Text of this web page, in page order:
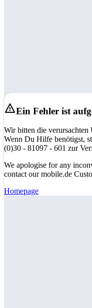
Ein Fehler ist
Wir bitten die
Wenn Du Hilfe benötigst,
(0)30 - 81097 - 601 zur
We apologise for any
contact our mobile.de
Homepage